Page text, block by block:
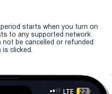
starts when you turn on
to any supported network.
not be cancelled or refunded
clicked.